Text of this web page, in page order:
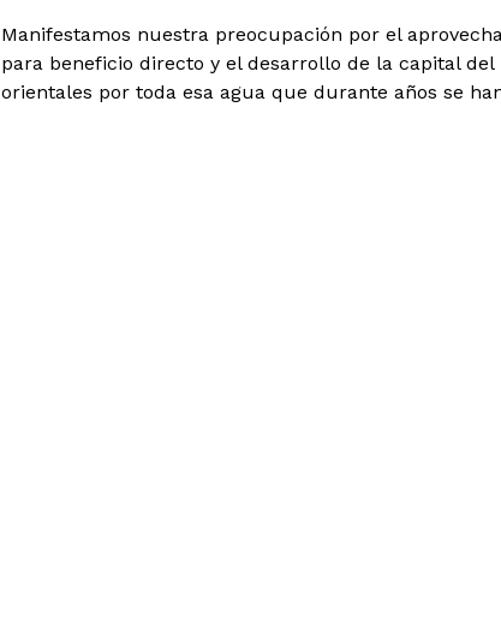
Manifestamos nuestra preocupación por el
para beneficio directo y el desarrollo de la capital
orientales por toda esa agua que durante años se